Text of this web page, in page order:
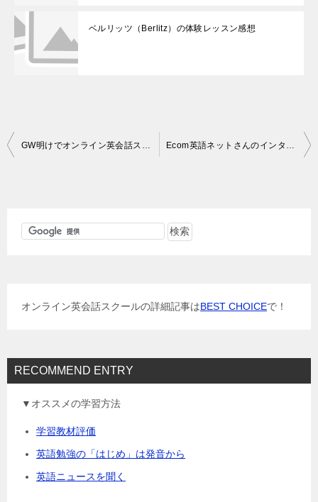
ベルリッツ（Berlitz）の体験レッスン感想
投
GW明けでオンライン英会話スクールのキャンペーンを活用 Ecom英語ネットさんのインタビュー記事を公開しました！
オンライン英会話スクールの詳細記事はBEST CHOICEで！
RECOMMEND ENTRY
▼オススメの学習方法
学習教材評価
英語勉強の「はじめ」は発音から
英語ニュースを聞く